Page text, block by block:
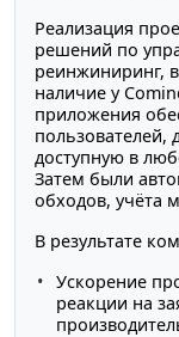
Реализация
решений по
реинжиниринг,
наличие у
приложения
пользователей,
доступную в
Затем были
обходов, учёта
В результате
Ускорение
реакции на